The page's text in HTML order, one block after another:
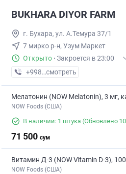
BUKHARA DIYOR FARM
г. Бухара, ул. А.Темура 37/1
7 мирко р-н, Узум Маркет
Открыто · Закроется в 23:00
+998 (99) XXX-XX-XX
смотреть
Мелатонин (NOW Melatonin), 3 мг,
NOW Foods (США)
В наличии: 1 штука (Обновлено
71 500 сум
Витамин Д-3 (NOW Vitamin D-3),
NOW Foods (США)